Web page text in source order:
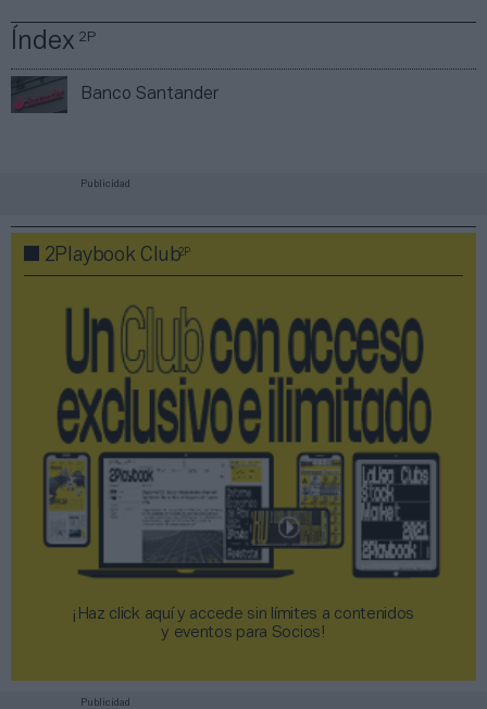
Índex2P
Banco Santander
Publicidad
2Playbook Club2P
¡Haz click aquí y accede sin límites a contenidos
y eventos para Socios!​​​​​​​
Publicidad